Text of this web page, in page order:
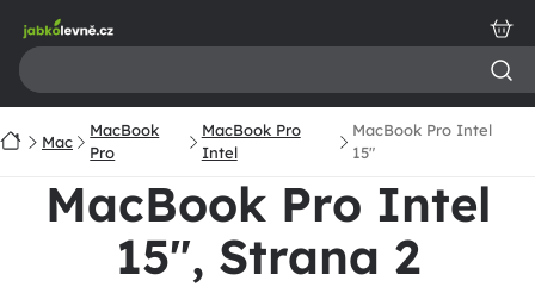
obsah
DomůMac
MacBook
Pro
MacBook Pro
Intel
MacBook Pro Intel
15"
MacBook Pro Intel
15", Strana 2